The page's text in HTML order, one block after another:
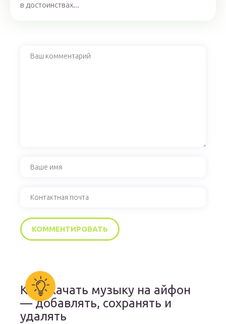
в достоинствах...
Как скачать музыку на айфон
— добавлять, сохранять и
удалять